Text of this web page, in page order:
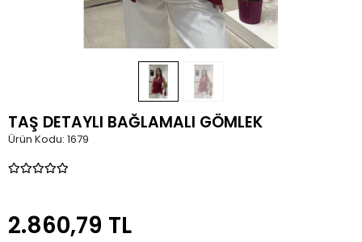
TAŞ DETAYLI BAĞLAMALI GÖMLEK
Ürün Kodu: 1679
2.860,79 TL